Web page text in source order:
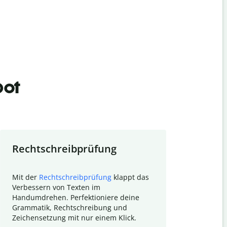
Rechtschreibprüfung
Mit der Rechtschreibprüfung klappt das
Verbessern von Texten im
Handumdrehen. Perfektioniere deine
Grammatik, Rechtschreibung und
Zeichensetzung mit nur einem Klick.